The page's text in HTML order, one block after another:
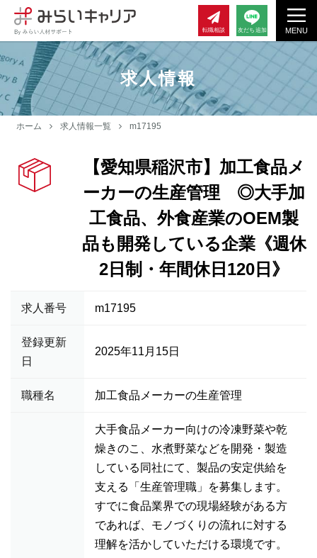
MENU
転職相談 友だち追加
求人情報
ホーム 求人情報一覧 m17195
【愛知県稲沢市】加工食品メ
ーカーの生産管理 ◎大手加
工食品、外食産業のOEM製
品も開発している企業《週休
2日制・年間休日120日》
求人番号 m17195
登録更新
日
2025年11月15日
職種名 加工食品メーカーの生産管理
大手食品メーカー向けの冷凍野菜や乾
燥きのこ、水煮野菜などを開発・製造
している同社にて、製品の安定供給を
支える「生産管理職」を募集します。
すでに食品業界での現場経験がある方
であれば、モノづくりの流れに対する
理解を活かしていただける環境です。